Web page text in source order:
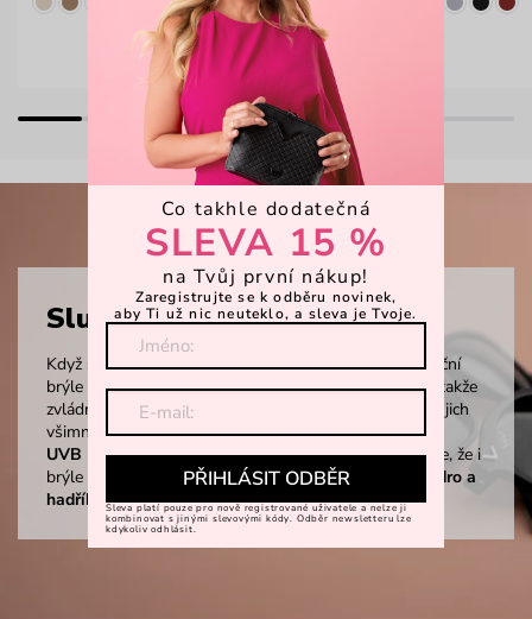
Sluneční brýle
Když se spojí lehkost, odolnost a styl, vzniknou sluneční
brýle VUCH. Jsou z vysoce kvalitního polykarbonátu, takže
zvládnou vše. Na obličeji je skoro necítíš, ale všichni si jich
všimnou. Navíc chrání Tvoje oči před100% UVA a
UVB paprsky, takže slunce nemá šanci. A protože víme, že i
brýle si zaslouží trochu lásky, přibalíme Ti k nim
pouzdro a
hadřík zdarma.
Co takhle dodatečná
SLEVA 15 %
na Tvůj první nákup!
Zaregistrujte se k odběru novinek,
aby Ti už nic neuteklo, a sleva je Tvoje.
PŘIHLÁSIT ODBĚR
Sleva platí pouze pro nově registrované uživatele a nelze ji
kombinovat s jinými slevovými kódy. Odběr newsletteru lze
kdykoliv odhlásit.